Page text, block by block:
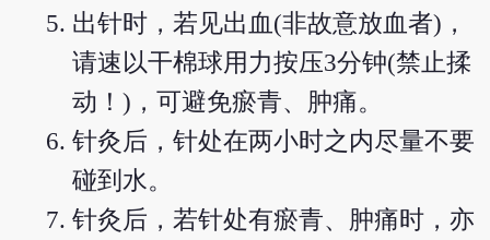
出针时，若见出血(非故意放血者)，
请速以干棉球用力按压3分钟(禁止揉
动！)，可避免瘀青、肿痛。
针灸后，针处在两小时之内尽量不要
碰到水。
针灸后，若针处有瘀青、肿痛时，亦